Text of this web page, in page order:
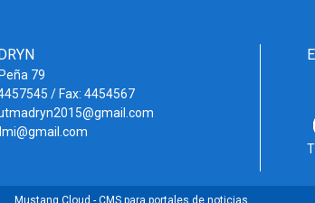
79
/ Fax: 4454567
Mustang Cloud - CMS para portales de noticias